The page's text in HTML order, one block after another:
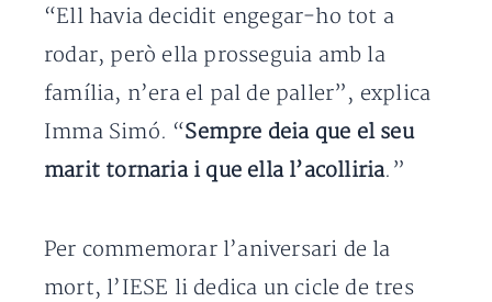
“Ell havia decidit engegar-ho tot a
rodar, però ella prosseguia amb la
família, n’era el pal de paller”, explica
Imma Simó. “Sempre deia que el seu
marit tornaria i que ella l’acolliria.”
Per commemorar l’aniversari de la
mort, l’IESE li dedica un cicle de tres